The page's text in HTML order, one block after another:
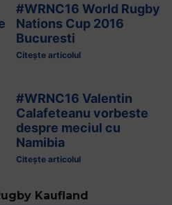
#WRNC16 World Rugby
Nations Cup 2016
Bucuresti
Citește articolul
#WRNC16 Valentin
Calafeteanu vorbeste
despre meciul cu
Namibia
Citește articolul
Kaufland